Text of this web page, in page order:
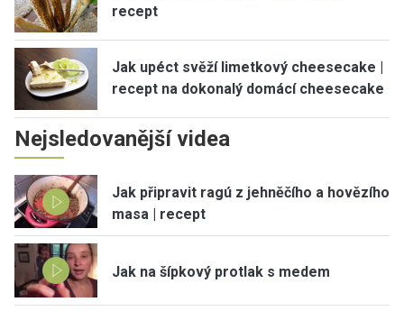
recept
Jak upéct svěží limetkový cheesecake |
recept na dokonalý domácí cheesecake
Nejsledovanější videa
Jak připravit ragú z jehněčího a hovězího
masa | recept
Jak na šípkový protlak s medem